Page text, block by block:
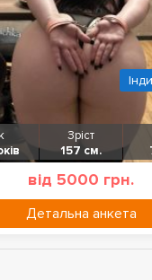
Зріст
157 см.
від 5000 грн.
Детальна анкета